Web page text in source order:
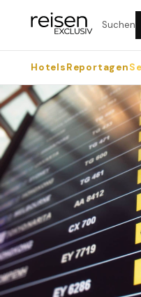
Suchen
HotelsReportagen